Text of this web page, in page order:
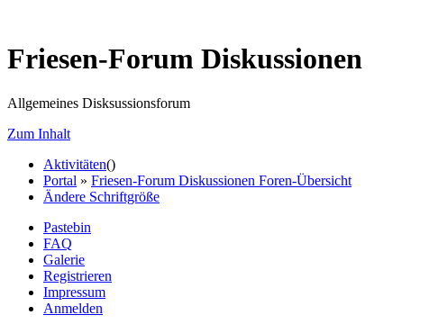
Friesen-Forum Diskussionen
Allgemeines Disksussionsforum
Zum Inhalt
Aktivitäten()
Portal » Friesen-Forum Diskussionen Foren-Übersicht
Ändere Schriftgröße
Pastebin
FAQ
Galerie
Registrieren
Impressum
Anmelden